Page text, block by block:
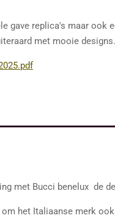
gave replica's maar ook
met mooie designs.
met Bucci benelux de
het Italiaanse merk